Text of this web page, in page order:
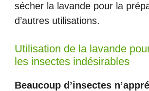
sécher la lavande pour la
d’autres utilisations.
Utilisation de la lavande
les insectes indésirables
Beaucoup d’insectes